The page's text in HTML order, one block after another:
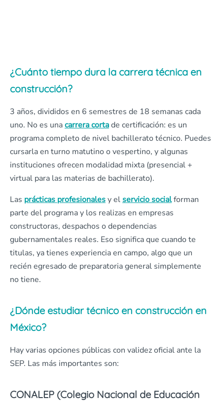
¿Cuánto tiempo dura la carrera técnica en
construcción?
3 años, divididos en 6 semestres de 18 semanas cada
uno. No es unacarrera cortade certificación: es un
programa completo de nivel bachillerato técnico. Puedes
cursarla en turno matutino o vespertino, y algunas
instituciones ofrecen modalidad mixta (presencial +
virtual para las materias de bachillerato).
Las prácticas profesionalesy elservicio socialforman
parte del programa y los realizas en empresas
constructoras, despachos o dependencias
gubernamentales reales. Eso significa que cuando te
titulas, ya tienes experiencia en campo, algo que un
recién egresado de preparatoria general simplemente
no tiene.
¿Dónde estudiar técnico en construcción en
México?
Hay varias opciones públicas con validez oficial ante la
SEP. Las más importantes son:
CONALEP (Colegio Nacional de Educación